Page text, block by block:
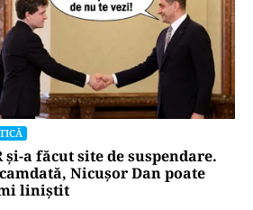
și-a făcut site de suspendare.
Nicușor Dan poate
liniștit